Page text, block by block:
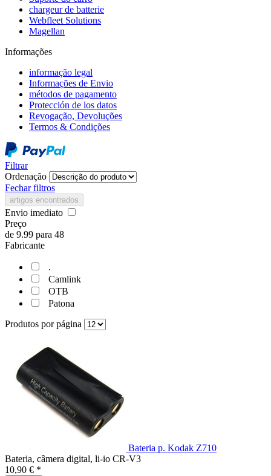
chargeur de batterie
Webfleet Solutions
Magellan
Informações
informação legal
Informações de Envio
métodos de pagamento
Protección de los datos
Revogação, Devoluções
Termos & Condições
Filtrar
Ordenação
Fechar filtros
artigos encontrados
Envio imediato
Preço
de 9.99 para 48
Fabricante
.
Camlink
OTB
Patona
Produtos por página
Bateria p. Kodak Z710
Bateria, câmera digital, li-io CR-V3
10,90 € *